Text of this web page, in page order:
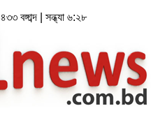
বঙ্গাব্দ | সন্ধ্যা ৬:২৮